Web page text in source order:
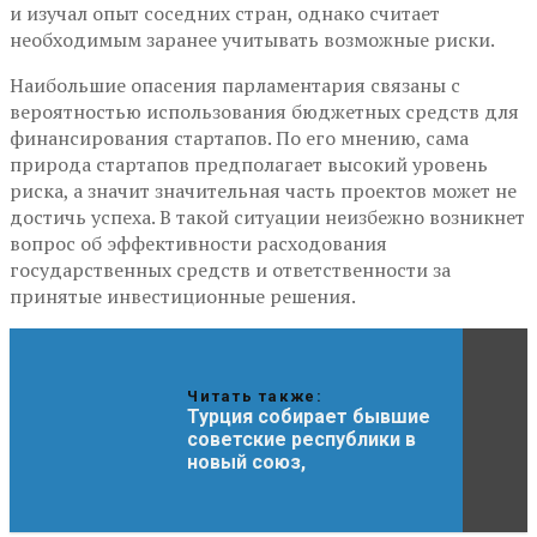
и изучал опыт соседних стран, однако считает
необходимым заранее учитывать возможные риски.
Наибольшие опасения парламентария связаны с
вероятностью использования бюджетных средств для
финансирования стартапов. По его мнению, сама
природа стартапов предполагает высокий уровень
риска, а значит значительная часть проектов может не
достичь успеха. В такой ситуации неизбежно возникнет
вопрос об эффективности расходования
государственных средств и ответственности за
принятые инвестиционные решения.
Читать также:
Турция собирает бывшие
советские республики в
новый союз,